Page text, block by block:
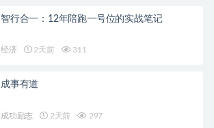
智行合一：12年陪跑一号位的实战笔记
经济 2天前 311
成事有道
成功励志 2天前 297